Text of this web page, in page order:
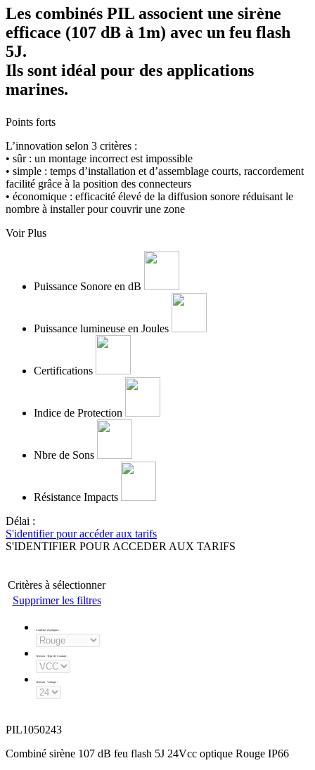
Les combinés PIL associent une sirène
efficace (107 dB à 1m) avec un feu flash
5J.
Ils sont idéal pour des applications
marines.
Points forts
L’innovation selon 3 critères :
• sûr : un montage incorrect est impossible
• simple : temps d’installation et d’assemblage courts, raccordement
facilité grâce à la position des connecteurs
• économique : efficacité élevé de la diffusion sonore réduisant le
nombre à installer pour couvrir une zone
Voir Plus
Puissance Sonore en dB
Puissance lumineuse en Joules
Certifications
Indice de Protection
Nbre de Sons
Résistance Impacts
Délai :
S'identifier pour accéder aux tarifs
S'IDENTIFIER POUR ACCEDER AUX TARIFS
Critères à sélectionner
Supprimer les filtres
Couleurs d'optiques :
Tension - Type de Courant :
Tension - Voltage :
PIL1050243
Combiné sirène 107 dB feu flash 5J 24Vcc optique Rouge IP66